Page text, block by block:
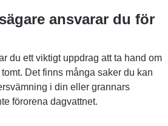
ansvarar du för
du ett viktigt uppdrag att ta hand om
Det finns många saker du kan
i din eller grannars
förorena dagvattnet.